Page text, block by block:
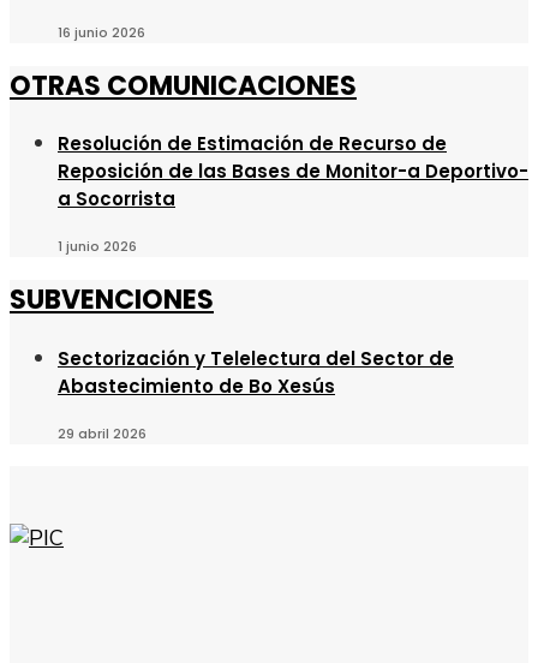
16 junio 2026
OTRAS COMUNICACIONES
Resolución de Estimación de Recurso de
Reposición de las Bases de Monitor-a Deportivo-
a Socorrista
1 junio 2026
SUBVENCIONES
Sectorización y Telelectura del Sector de
Abastecimiento de Bo Xesús
29 abril 2026